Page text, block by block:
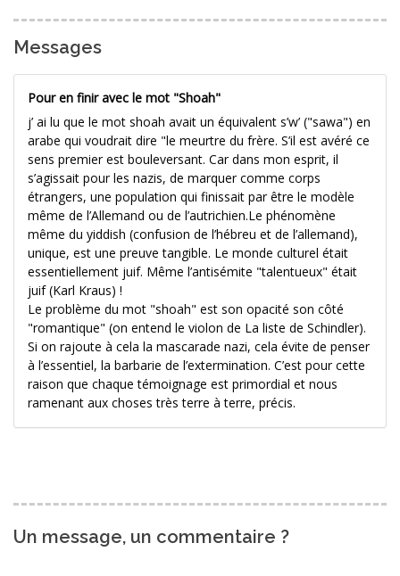
Messages
Pour en finir avec le mot "Shoah"
j’ ai lu que le mot shoah avait un équivalent s’w’ ("sawa") en
arabe qui voudrait dire "le meurtre du frère. S’il est avéré ce
sens premier est bouleversant. Car dans mon esprit, il
s’agissait pour les nazis, de marquer comme corps
étrangers, une population qui finissait par être le modèle
même de l’Allemand ou de l’autrichien.Le phénomène
même du yiddish (confusion de l’hébreu et de l’allemand),
unique, est une preuve tangible. Le monde culturel était
essentiellement juif. Même l’antisémite "talentueux" était
juif (Karl Kraus) !
Le problème du mot "shoah" est son opacité son côté
"romantique" (on entend le violon de La liste de Schindler).
Si on rajoute à cela la mascarade nazi, cela évite de penser
à l’essentiel, la barbarie de l’extermination. C’est pour cette
raison que chaque témoignage est primordial et nous
ramenant aux choses très terre à terre, précis.
Un message, un commentaire ?